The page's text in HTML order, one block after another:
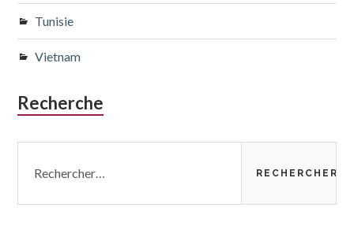
Tunisie
Vietnam
Recherche